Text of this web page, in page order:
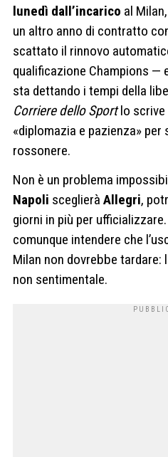
lunedì dall’incarico al
un altro anno di contratto
scattato il rinnovo
qualificazione Champions —
sta dettando i tempi della
Corriere dello Sportlo scrive
«diplomazia e pazienza»
rossonere.
Non è un problema
Napoli sceglierà Allegri,
giorni in più per
comunque intendere che
Milan non dovrebbe tardare:
non sentimentale.